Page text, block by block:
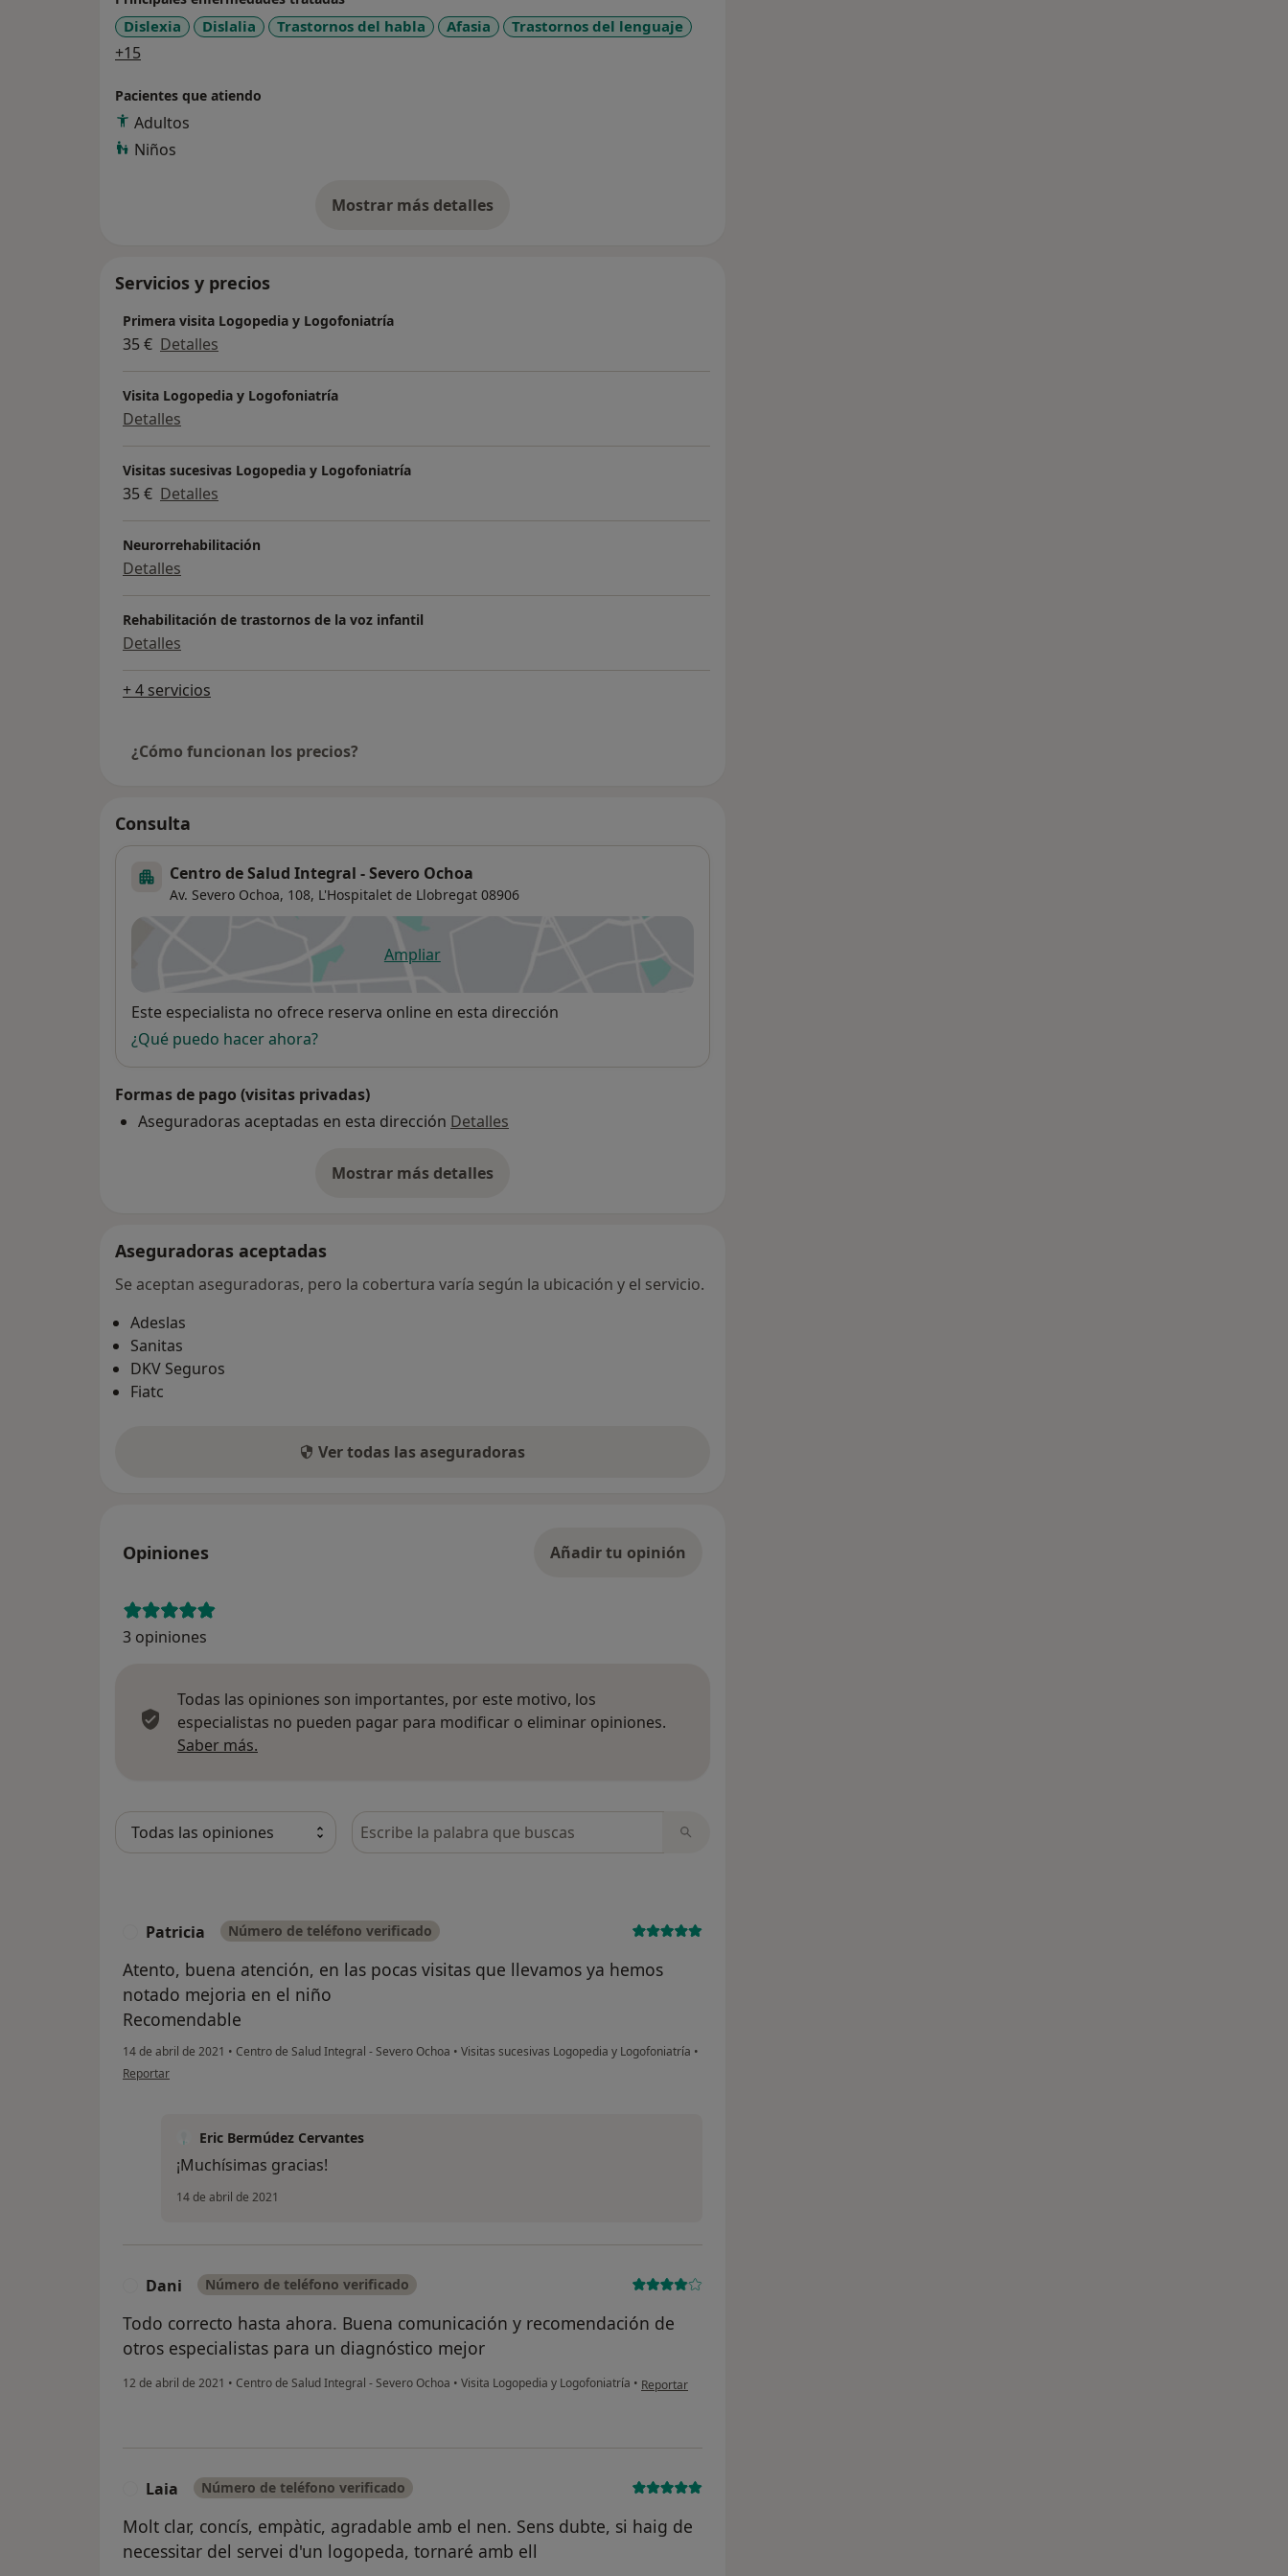
hacer".
Si usted cree que tiene algun problema en su habla, su lenguaje, su voz o su
deglución, no lo dude, pida una consulta y se le informará sin compromiso.
Dislexia Dislalia Trastornos del habla Afasia Trastornos del lenguaje
+15
Pacientes que atiendo
Adultos
Niños
Mostrar más detalles
sobre la experiencia
Servicios y precios
Primera visita Logopedia y Logofoniatría
35 € Detalles
Visita Logopedia y Logofoniatría
Detalles
Visitas sucesivas Logopedia y Logofoniatría
35 € Detalles
Neurorrehabilitación
Detalles
Rehabilitación de trastornos de la voz infantil
Detalles
+ 4 servicios
¿Cómo funcionan los precios?
Consulta
Centro de Salud Integral - Severo Ochoa
Av. Severo Ochoa, 108, L'Hospitalet de Llobregat 08906
Ampliarse abre en una nueva pestaña
Disponibilidad
Este especialista no ofrece reserva online en esta dirección
¿Qué puedo hacer ahora?
Formas de pago (visitas privadas)
Aseguradoras aceptadas en esta dirección Detalles
Mostrar más detalles
sobre la dirección
Aseguradoras aceptadas
Se aceptan aseguradoras, pero la cobertura varía según la ubicación y el servicio.
Adeslas
Sanitas
DKV Seguros
Fiatc
Ver todas las aseguradoras
Opiniones Añadir tu opinión
3 opiniones
Todas las opiniones son importantes, por este motivo, los
especialistas no pueden pagar para modificar o eliminar opiniones.
Saber más.
Busca en opiniones
Patricia Número de teléfono verificado
Atento, buena atención, en las pocas visitas que llevamos ya hemos
notado mejoria en el niño
Recomendable
14 de abril de 2021 • Centro de Salud Integral - Severo Ochoa • Visitas sucesivas Logopedia y Logofoniatría •
en opinión del usuario Patricia
Reportar
Eric Bermúdez Cervantes
¡Muchísimas gracias!
14 de abril de 2021
Dani Número de teléfono verificado
Todo correcto hasta ahora. Buena comunicación y recomendación de
otros especialistas para un diagnóstico mejor
12 de abril de 2021 • Centro de Salud Integral - Severo Ochoa • Visita Logopedia y Logofoniatría • en opinión del usuario Dani
Reportar
Laia Número de teléfono verificado
Molt clar, concís, empàtic, agradable amb el nen. Sens dubte, si haig de
necessitar del servei d'un logopeda, tornaré amb ell